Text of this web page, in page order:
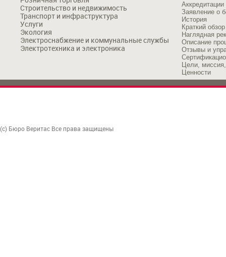
Строительство и недвижимость
Транспорт и инфраструктура
Услуги
Экология
Электроснабжение и коммунальные службы
Электротехника и электроника
Заявление о
История
Краткий обзор
Наглядная
Описание
Отзывы и
Цели,
Ценности
(c) Бюро Веритас Все права защищены